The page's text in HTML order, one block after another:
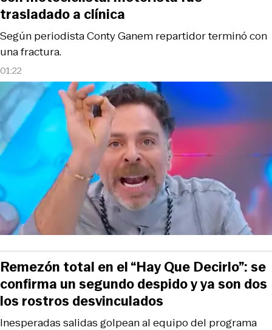
01:22
Según periodista Conty Ganem repartidor terminó con
una fractura.
trasladado a clínica
Inesperadas salidas golpean al equipo del programa
Remezón total en el “Hay Que Decirlo”: se
confirma un segundo despido y ya son dos
los rostros desvinculados